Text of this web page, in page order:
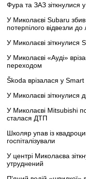
Фура та ЗАЗ зіткнулися
У Миколаєві Subaru збив
потерпілого відвезли до
У Миколаєві зіткнулися
У Миколаєві «Ауді»
переходом
Škoda врізалася у
У Миколаєві зіткнулися
У Миколаєві Mitsubishi
сталася ДТП
Школяр упав із
госпіталізували
У центрі Миколаєва
утруднений